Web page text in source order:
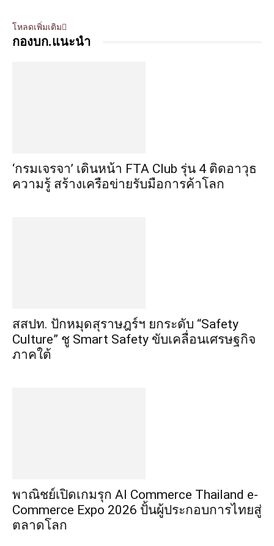
โหลดเพิ่มเติม
กองบก.แนะนำ
‘กรมเจรจา’ เดินหน้า FTA Club รุ่น 4 ติดอาวุธ
ความรู้ สร้างเครือข่ายรับมือการค้าโลก
สสปท. ปักหมุดสุราษฎร์ฯ ยกระดับ “Safety
Culture” ชู Smart Safety ขับเคลื่อนเศรษฐกิจ
ภาคใต้
พาณิชย์เปิดเกมรุก AI Commerce Thailand e-
Commerce Expo 2026 ปั้นผู้ประกอบการไทยสู่
ตลาดโลก